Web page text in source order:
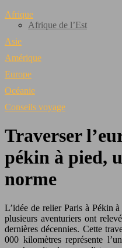
Afrique
Afrique de l’Est
Asie
Amérique
Europe
Océanie
Conseils voyage
Traverser
pékin à pied,
norme
L’idée de relier Paris à Pékin
plusieurs aventuriers ont
dernières décennies. Cette
000 kilomètres représente